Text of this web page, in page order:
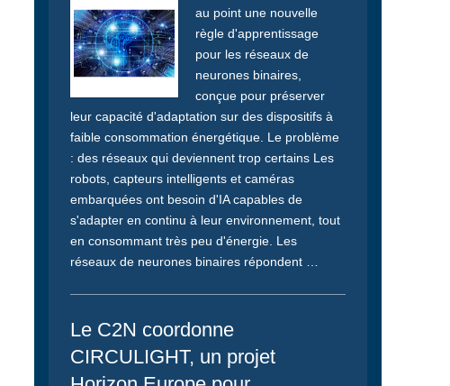
au point une nouvelle
règle d'apprentissage
pour les réseaux de
neurones binaires,
conçue pour préserver
leur capacité d'adaptation sur des dispositifs à
faible consommation énergétique. Le problème
: des réseaux qui deviennent trop certains Les
robots, capteurs intelligents et caméras
embarquées ont besoin d'IA capables de
s'adapter en continu à leur environnement, tout
en consommant très peu d'énergie. Les
réseaux de neurones binaires répondent …
Le C2N coordonne
CIRCULIGHT, un projet